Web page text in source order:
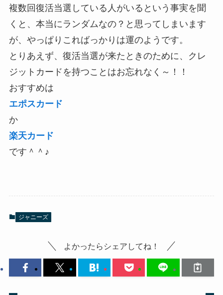
複数回復活当選している人がいるという事実を聞
くと、本当にランダムなの？と思ってしまいます
が、やっぱりこればっかりは運のようです。
とりあえず、復活当選が来たときのために、クレ
ジットカードを持つことはお忘れなく～！！
おすすめは
エポスカード
か
楽天カード
です＾＾♪
ジャニーズ
よかったらシェアしてね！